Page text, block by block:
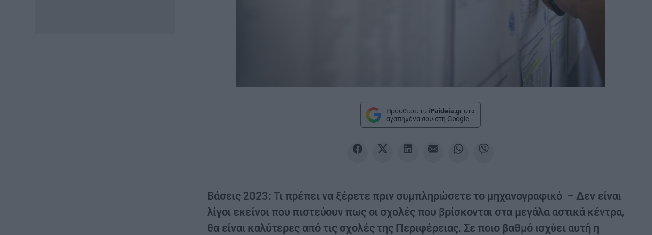
Πρόσθεσε το iPaideia.gr στα
αγαπημένα σου στη Google
Βάσεις 2023: Τι πρέπει να ξέρετε πριν συμπληρώσετε το μηχανογραφικό – Δεν είναι
λίγοι εκείνοι που πιστεύουν πως οι σχολές που βρίσκονται στα μεγάλα αστικά κέντρα,
θα είναι καλύτερες από τις σχολές της Περιφέρειας. Σε ποιο βαθμό ισχύει αυτή η